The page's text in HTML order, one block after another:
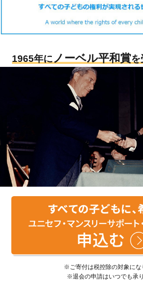
1965年に ノーベル平和賞を
※ご寄付は税控除の対象にな
※退会の申請はいつでも承